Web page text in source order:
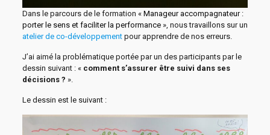
Dans le parcours de le formation « Manageur accompagnateur :
porter le sens et faciliter la performance », nous travaillons sur un
atelier de co-développementpour apprendre de nos erreurs.
J’ai aimé la problématique portée par un des participants par le
dessin suivant : « comment s’assurer être suivi dans ses
décisions ? ».
Le dessin est le suivant :